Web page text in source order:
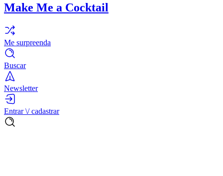
Make Me a Cocktail
Me surpreenda
Buscar
Newsletter
Entrar \/ cadastrar